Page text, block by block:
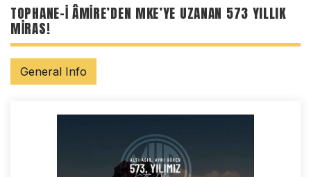
TOPHANE-İ ÂMİRE’DEN MKE’YE UZANAN 573 YILLIK
MİRAS!
General Info